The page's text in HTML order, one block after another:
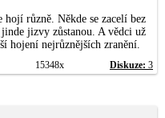
hojí různě. Někde se zacelí bez
jizvy zůstanou. A vědci už
hojení nejrůznějších zranění.
15348x Diskuze: 3